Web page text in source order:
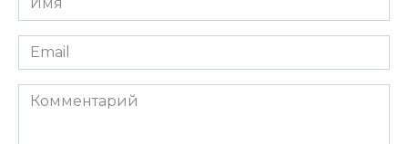
*
Email
*
Комментарий